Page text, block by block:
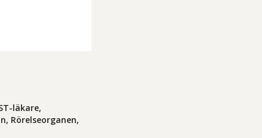
läkare,
Rörelseorganen,